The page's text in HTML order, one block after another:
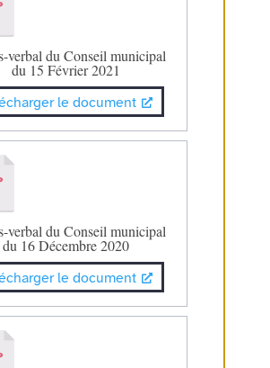
verbal du Conseil municipal
du 15 Février 2021
le document
verbal du Conseil municipal
du 16 Décembre 2020
le document